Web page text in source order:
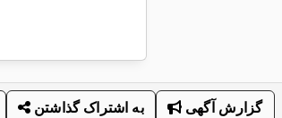
به اشتراک گذاشتن گزارش آگهی